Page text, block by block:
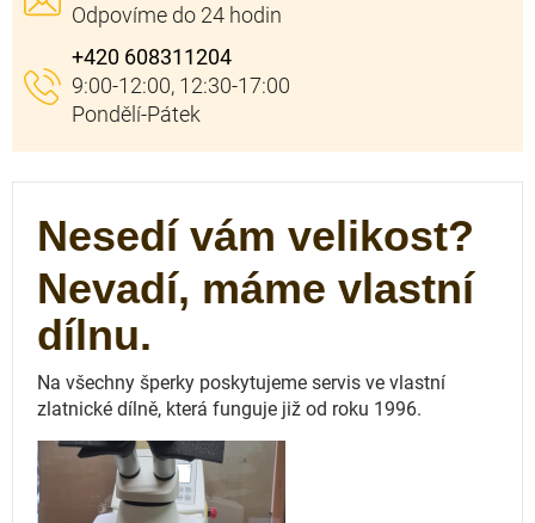
+420 608311204
Nesedí vám velikost?
Nevadí, máme vlastní
dílnu.
Na všechny šperky poskytujeme servis ve vlastní
zlatnické dílně, která funguje již od roku 1996.